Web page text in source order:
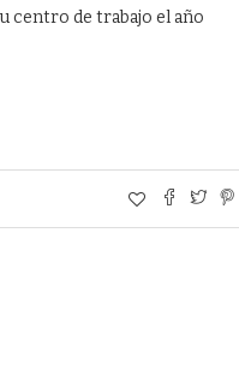
centro de trabajo el año